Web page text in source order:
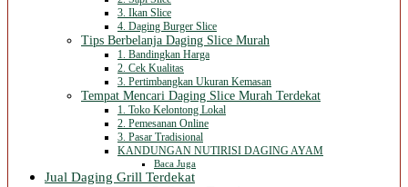
3. Ikan Slice
4. Daging Burger Slice
Tips Berbelanja Daging Slice Murah
1. Bandingkan Harga
2. Cek Kualitas
3. Pertimbangkan Ukuran Kemasan
Tempat Mencari Daging Slice Murah Terdekat
1. Toko Kelontong Lokal
2. Pemesanan Online
3. Pasar Tradisional
KANDUNGAN NUTIRISI DAGING AYAM
Baca Juga
Jual Daging Grill Terdekat